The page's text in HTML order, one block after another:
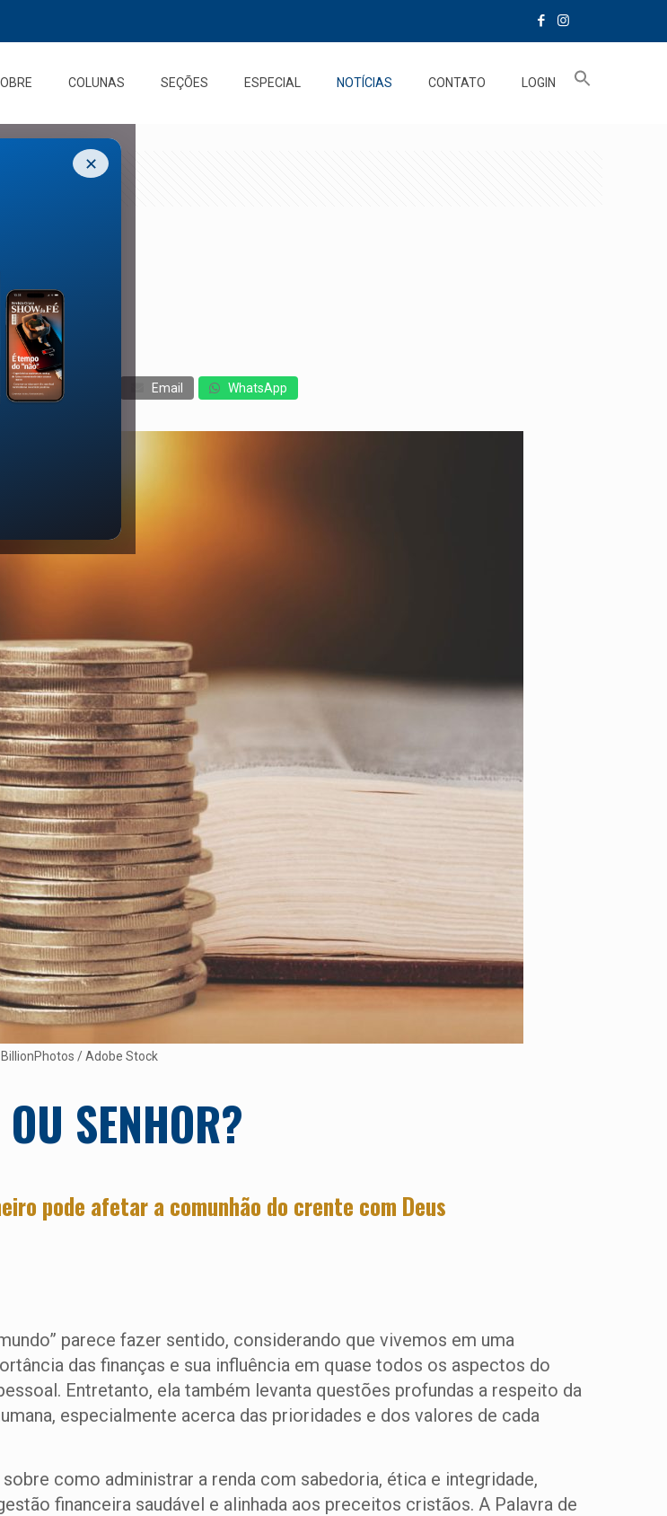
COLUNAS SEÇÕES ESPECIAL NOTÍCIAS CONTATO LOGIN
✕
Messenger Email WhatsApp
BillionPhotos / Adobe Stock
SENHOR?
pode afetar a comunhão do crente com Deus
parece fazer sentido, considerando que vivemos em uma
das finanças e sua influência em quase todos os aspectos do
Entretanto, ela também levanta questões profundas a respeito da
especialmente acerca das prioridades e dos valores de cada
como administrar a renda com sabedoria, ética e integridade,
financeira saudável e alinhada aos preceitos cristãos. A Palavra de